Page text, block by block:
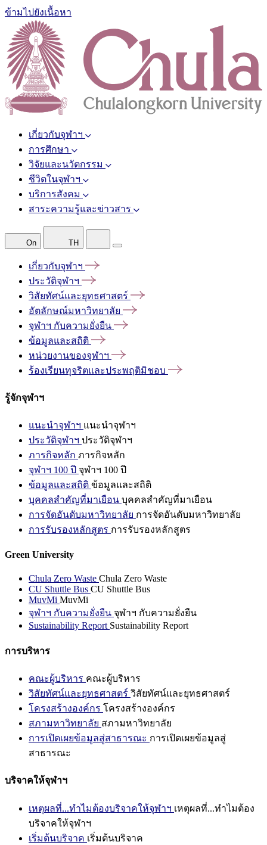
ข้ามไปยังเนื้อหา
เกี่ยวกับจุฬาฯ
การศึกษา
วิจัยและนวัตกรรม
ชีวิตในจุฬาฯ
บริการสังคม
สาระความรู้และข่าวสาร
On TH
เกี่ยวกับจุฬาฯ
ประวัติจุฬาฯ
วิสัยทัศน์และยุทธศาสตร์
อัตลักษณ์มหาวิทยาลัย
จุฬาฯ กับความยั่งยืน
ข้อมูลและสถิติ
หน่วยงานของจุฬาฯ
ร้องเรียนทุจริตและประพฤติมิชอบ
รู้จักจุฬาฯ
แนะนำจุฬาฯ แนะนำจุฬาฯ
ประวัติจุฬาฯ ประวัติจุฬาฯ
ภารกิจหลัก ภารกิจหลัก
จุฬาฯ 100 ปี จุฬาฯ 100 ปี
ข้อมูลและสถิติ ข้อมูลและสถิติ
บุคคลสำคัญที่มาเยือน บุคคลสำคัญที่มาเยือน
การจัดอันดับมหาวิทยาลัย การจัดอันดับมหาวิทยาลัย
การรับรองหลักสูตร การรับรองหลักสูตร
Green University
Chula Zero Waste Chula Zero Waste
CU Shuttle Bus CU Shuttle Bus
MuvMi MuvMi
จุฬาฯ กับความยั่งยืน จุฬาฯ กับความยั่งยืน
Sustainability Report Sustainability Report
การบริหาร
คณะผู้บริหาร คณะผู้บริหาร
วิสัยทัศน์และยุทธศาสตร์ วิสัยทัศน์และยุทธศาสตร์
โครงสร้างองค์กร โครงสร้างองค์กร
สภามหาวิทยาลัย สภามหาวิทยาลัย
การเปิดเผยข้อมูลสู่สาธารณะ การเปิดเผยข้อมูลสู่
สาธารณะ
บริจาคให้จุฬาฯ
เหตุผลที่...ทำไมต้องบริจาคให้จุฬาฯ เหตุผลที่...ทำไมต้อง
บริจาคให้จุฬาฯ
เริ่มต้นบริจาค เริ่มต้นบริจาค